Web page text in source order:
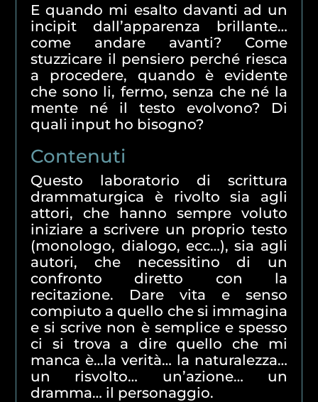
E quando mi esalto davanti ad un
incipit dall’apparenza brillante…
come andare avanti? Come
stuzzicare il pensiero perché riesca
a procedere, quando è evidente
che sono li, fermo, senza che né la
mente né il testo evolvono? Di
quali input ho bisogno?
Contenuti
Questo laboratorio di scrittura
drammaturgica è rivolto sia agli
attori, che hanno sempre voluto
iniziare a scrivere un proprio testo
(monologo, dialogo, ecc…), sia agli
autori, che necessitino di un
confronto diretto con la
recitazione. Dare vita e senso
compiuto a quello che si immagina
e si scrive non è semplice e spesso
ci si trova a dire quello che mi
manca è…la verità… la naturalezza…
un risvolto… un’azione… un
dramma… il personaggio.